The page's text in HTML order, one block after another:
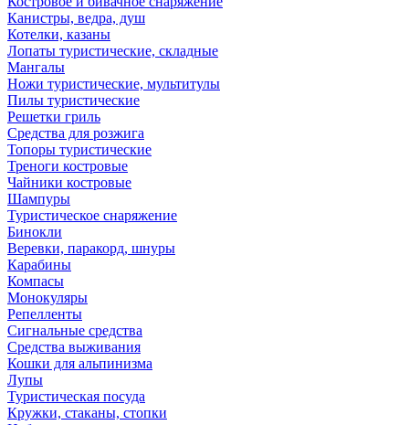
Канистры, ведра, душ
Котелки, казаны
Лопаты туристические, складные
Мангалы
Ножи туристические, мультитулы
Пилы туристические
Решетки гриль
Средства для розжига
Топоры туристические
Треноги костровые
Чайники костровые
Шампуры
Туристическое снаряжение
Бинокли
Веревки, паракорд, шнуры
Карабины
Компасы
Монокуляры
Репелленты
Сигнальные средства
Средства выживания
Кошки для альпинизма
Лупы
Туристическая посуда
Кружки, стаканы, стопки